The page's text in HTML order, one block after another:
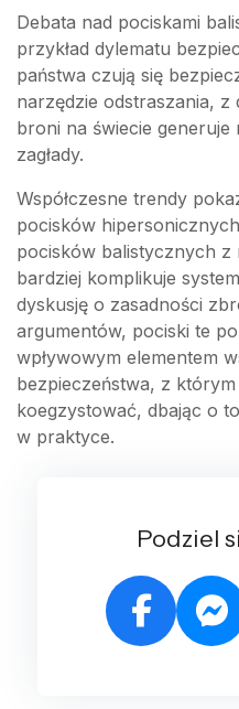
Debata nad pociskami
przykład dylematu
państwa czują się
narzędzie odstraszania, z
broni na świecie
zagłady.
Współczesne trendy
pocisków
pocisków balistycznych z
bardziej komplikuje
dyskusję o zasadności
argumentów, pociski te
wpływowym elementem
bezpieczeństwa, z
koegzystować, dbając o
w praktyce.
Podziel